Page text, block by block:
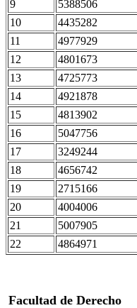
9 5388506
10 4435282
11 4977929
12 4801673
13 4725773
14 4921878
15 4813902
16 5047756
17 3249244
18 4656742
19 2715166
20 4004006
21 5007905
22 4864971
Facultad de Derecho